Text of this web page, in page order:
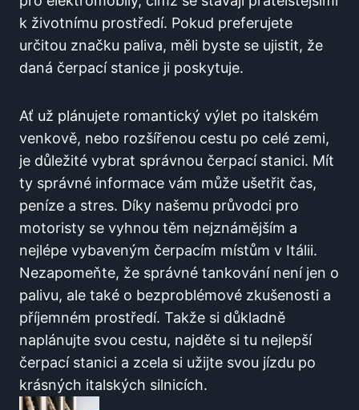
k životnímu prostředí. Pokud preferujete
určitou značku paliva, měli byste se ujistit, že
daná čerpací stanice ji poskytuje.
Ať už plánujete romantický výlet ⁤po italském
⁣venkově, nebo rozšířenou cestu po ⁤celé zemi,
je důležité vybrat správnou‌ čerpací stanici. Mít
ty správné⁣ informace vám může ušetřit čas,
peníze⁤ a stres. Díky našemu průvodci pro
motoristy se vyhnou těm nejznámějším a
nejlépe vybaveným čerpacím místům v Itálii.
Nezapomeňte,⁤ že ‍správné‌ tankování není jen o
palivu, ale také o bezproblémové zkušenosti a
příjemném prostředí. Takže si důkladně
naplánujte svou cestu, ⁣najděte si ‍tu nejlepší
čerpací stanici a zcela si užijte svou jízdu po
krásných italských silnicích.